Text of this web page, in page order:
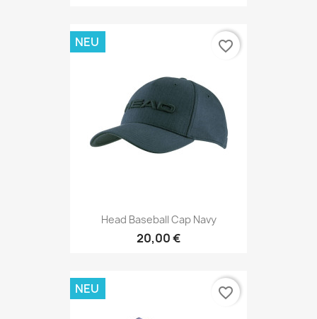
Head Baseball Cap Navy
20,00 €
NEU favorite_border
NEU favorite_border